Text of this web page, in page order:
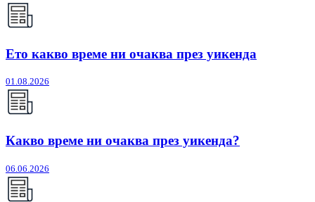
Ето какво време ни очаква през уикенда
01.08.2026
Какво време ни очаква през уикенда?
06.06.2026